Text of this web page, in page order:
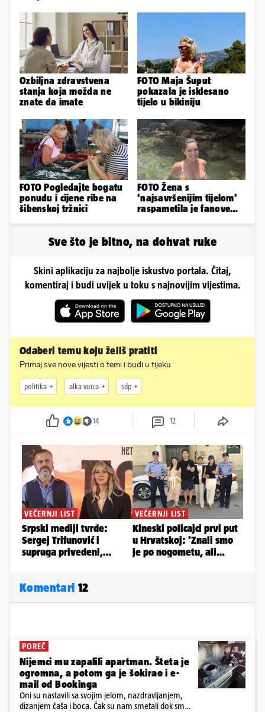
Ozbiljna zdravstvena
stanja koja možda ne
znate da imate
FOTO Maja Šuput
pokazala je isklesano
tijelo u bikiniju
FOTO Pogledajte bogatu
ponudu i cijene ribe na
šibenskoj tržnici
FOTO Žena s
'najsavršenijim tijelom'
raspametila je fanove
Sve što je bitno, na dohvat ruke
Skini aplikaciju za najbolje iskustvo portala. Čitaj,
komentiraj i budi uvijek u toku s najnovijim vijestima.
Odaberi temu koju želiš pratiti
Primaj sve nove vijesti o temi i budi u tijeku
politika alka vuica sdp
14 12
Komentari 12
POREČ
Nijemci mu zapalili apartman. Šteta je
ogromna, a potom ga je šokirao i e-
mail od Bookinga
Oni su nastavili sa svojim jelom, nazdravljanjem,
dizanjem čaša i boca. Čak su nam smetali dok smo